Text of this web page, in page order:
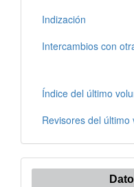
Indización
Intercambios con
Índice del último
Revisores del último